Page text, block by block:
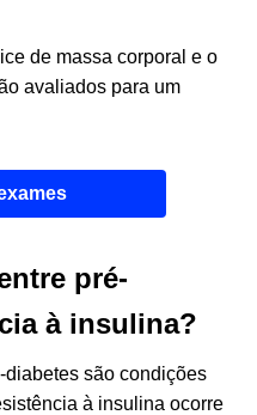
de massa corporal e o
avaliados para um
pré-
à insulina?
são condições
à insulina ocorre